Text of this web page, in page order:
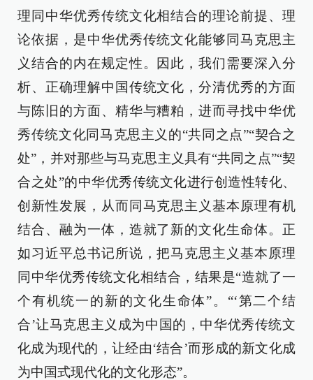
理同中华优秀传统文化相结合的理论前提、理
论依据，是中华优秀传统文化能够同马克思主
义结合的内在规定性。因此，我们需要深入分
析、正确理解中国传统文化，分清优秀的方面
与陈旧的方面、精华与糟粕，进而寻找中华优
秀传统文化同马克思主义的“共同之点”“契合之
处”，并对那些与马克思主义具有“共同之点”“契
合之处”的中华优秀传统文化进行创造性转化、
创新性发展，从而同马克思主义基本原理有机
结合、融为一体，造就了新的文化生命体。正
如习近平总书记所说，把马克思主义基本原理
同中华优秀传统文化相结合，结果是“造就了一
个有机统一的新的文化生命体”。“‘第二个结
合’让马克思主义成为中国的，中华优秀传统文
化成为现代的，让经由‘结合’而形成的新文化成
为中国式现代化的文化形态”。